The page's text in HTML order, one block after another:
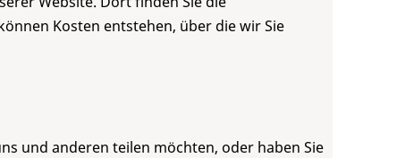
Kosten entstehen, über die wir Sie
und anderen teilen möchten, oder haben Sie